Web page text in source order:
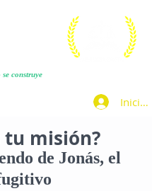
construye
Iniciar
tu misión?
de Jonás, el